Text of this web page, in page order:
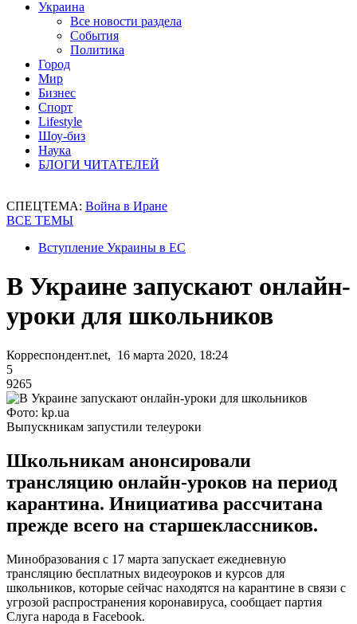
Украина
Все новости раздела
События
Политика
Город
Мир
Бизнес
Спорт
Lifestyle
Шоу-биз
Наука
БЛОГИ ЧИТАТЕЛЕЙ
СПЕЦТЕМА: Война в Иране
ВСЕ ТЕМЫ
Вступление Украины в ЕС
В Украине запускают онлайн-
уроки для школьников
Корреспондент.net, 16 марта 2020, 18:24
5
9265
Фото: kp.ua
Выпускникам запустили телеуроки
Школьникам анонсировали
трансляцию онлайн-уроков на период
карантина. Инициатива рассчитана
прежде всего на старшеклассников.
Минобразования с 17 марта запускает ежедневную
трансляцию бесплатных видеоуроков и курсов для
школьников, которые сейчас находятся на карантине в связи с
угрозой распространения коронавируса, сообщает партия
Слуга народа в Facebook.